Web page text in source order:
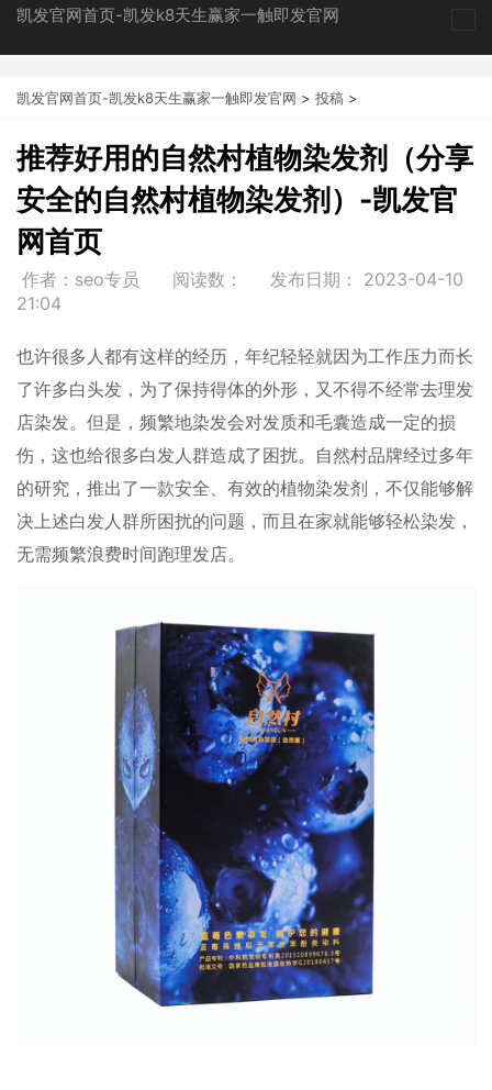
凯发官网首页-凯发k8天生赢家一触即发官网
凯发官网首页-凯发k8天生赢家一触即发官网 > 投稿 >
推荐好用的自然村植物染发剂（分享
安全的自然村植物染发剂）-凯发官
网首页
作者：seo专员 阅读数： 发布日期： 2023-04-10
21:04
也许很多人都有这样的经历，年纪轻轻就因为工作压力而长
了许多白头发，为了保持得体的外形，又不得不经常去理发
店染发。但是，频繁地染发会对发质和毛囊造成一定的损
伤，这也给很多白发人群造成了困扰。自然村品牌经过多年
的研究，推出了一款安全、有效的植物染发剂，不仅能够解
决上述白发人群所困扰的问题，而且在家就能够轻松染发，
无需频繁浪费时间跑理发店。